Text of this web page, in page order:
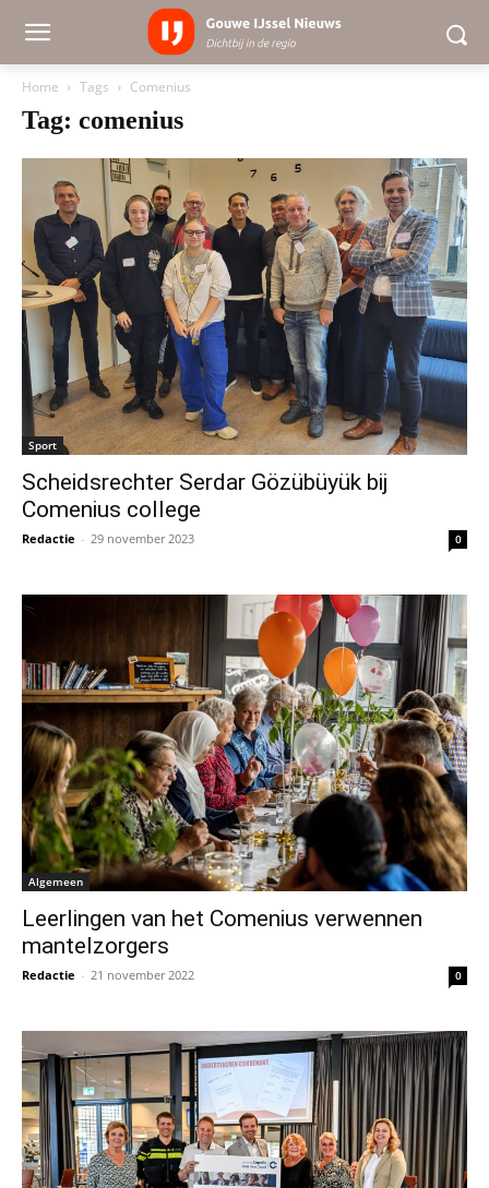
Home Tags Comenius
Tag: comenius
Sport
Scheidsrechter Serdar Gözübüyük bij
Comenius college
Redactie - 29 november 2023 0
Algemeen
Leerlingen van het Comenius verwennen
mantelzorgers
Redactie - 21 november 2022 0